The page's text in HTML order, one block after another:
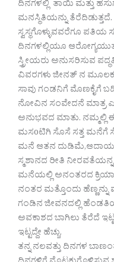
ದಿನಗಳಲ್ಲಿ ತಾಯಿ ಮತ್ತು
ಮನಸ್ಥಿತಿಯನ್ನು
ಸ್ವಸ್ಥಗೊಳ್ಳುವವರೆಗೂ
ದಿನಗಳಲ್ಲಿಯೂ
ಸ್ತ್ರೀಯರು ಅನುಸರಿಸುವ
ವಿವರಗಳು ಜೀನತ್ ನ ಮೂಲಕ
ಸಾವು ಗಂಡನಿಗೆ ಮೊಣಕೈಗೆ
ನೋವಿನ ಸಂವೇದನೆ ಮಾತ್ರ
ಅನುಭವದ ಮಾತು.
ಮಸoಟಿಗಿ ಸೊಸೆ ಸತ್ತ
ಮನೆ ಆತನ
ಸ್ಮಶಾನದ ರೀತಿ
ಮನೆಯಲ್ಲಿ ಅನಂತರದ ಕ್ರಿಯಾ
ನಂತರ ಮತ್ತೊಂದು
ಗಂಡಿನ ಜೀವನದಲ್ಲಿ
ಅವಕಾಶದ ಬಾಗಿಲು ತೆರೆದೆ
ಇಟ್ಟದ್ದೇ ಹೆಚ್ಚು.
ತನ್ನ ನಲವತ್ತು ದಿನಗಳ